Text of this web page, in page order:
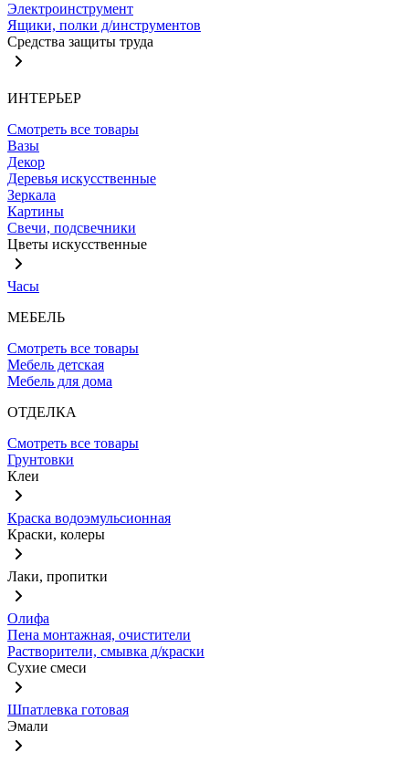
Электроинструмент
Ящики, полки д/инструментов
Средства защиты труда
ИНТЕРЬЕР
Смотреть все товары
Вазы
Декор
Деревья искусственные
Зеркала
Картины
Свечи, подсвечники
Цветы искусственные
Часы
МЕБЕЛЬ
Смотреть все товары
Мебель детская
Мебель для дома
ОТДЕЛКА
Смотреть все товары
Грунтовки
Клеи
Краска водоэмульсионная
Краски, колеры
Лаки, пропитки
Олифа
Пена монтажная, очистители
Растворители, смывка д/краски
Сухие смеси
Шпатлевка готовая
Эмали